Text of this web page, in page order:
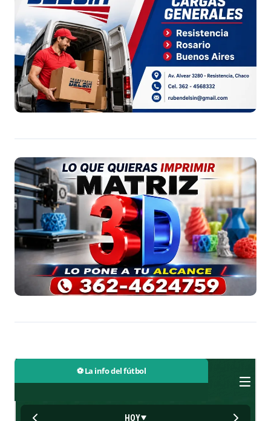
⚽ La info del fútbol